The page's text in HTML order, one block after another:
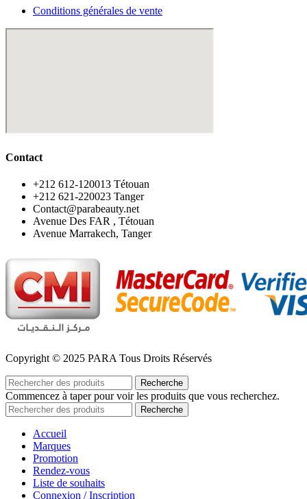
Conditions générales de vente
Contact
‪+212 612-120013 Tétouan
‪+212 621-220023 Tanger
Contact@parabeauty.net
Avenue Des FAR , Tétouan
Avenue Marrakech, Tanger
Copyright © 2025 PARA Tous Droits Réservés
Recherche
Commencez à taper pour voir les produits que vous recherchez.
Recherche
Accueil
Marques
Promotion
Rendez-vous
Liste de souhaits
Connexion / Inscription